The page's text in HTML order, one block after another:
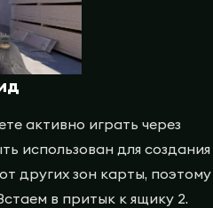
активно играть через
использован для создания
других зон карты, поэтому
в притык к ящику 2.